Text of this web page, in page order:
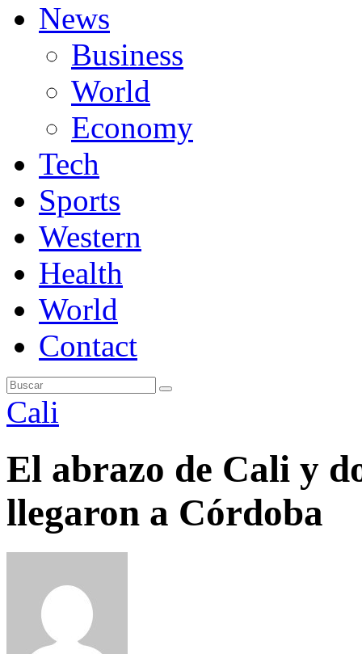
News
Business
World
Economy
Tech
Sports
Western
Health
World
Contact
Cali
El abrazo de Cali y
llegaron a Córdoba